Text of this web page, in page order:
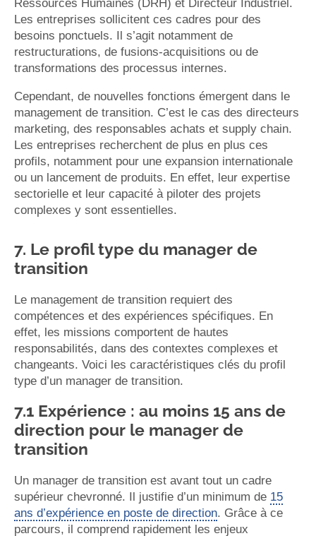
Ressources Humaines (DRH) et Directeur Industriel.
Les entreprises sollicitent ces cadres pour des
besoins ponctuels. Il s’agit notamment de
restructurations, de fusions-acquisitions ou de
transformations des processus internes.
Cependant, de nouvelles fonctions émergent dans le
management de transition. C’est le cas des directeurs
marketing, des responsables achats et supply chain.
Les entreprises recherchent de plus en plus ces
profils, notamment pour une expansion internationale
ou un lancement de produits. En effet, leur expertise
sectorielle et leur capacité à piloter des projets
complexes y sont essentielles.
7. Le profil type du manager de
transition
Le management de transition requiert des
compétences et des expériences spécifiques. En
effet, les missions comportent de hautes
responsabilités, dans des contextes complexes et
changeants. Voici les caractéristiques clés du profil
type d’un manager de transition.
7.1 Expérience : au moins 15 ans de
direction pour le manager de
transition
Un manager de transition est avant tout un cadre
supérieur chevronné. Il justifie d’un minimum de 15
ans d’expérience en poste de direction. Grâce à ce
parcours, il comprend rapidement les enjeux